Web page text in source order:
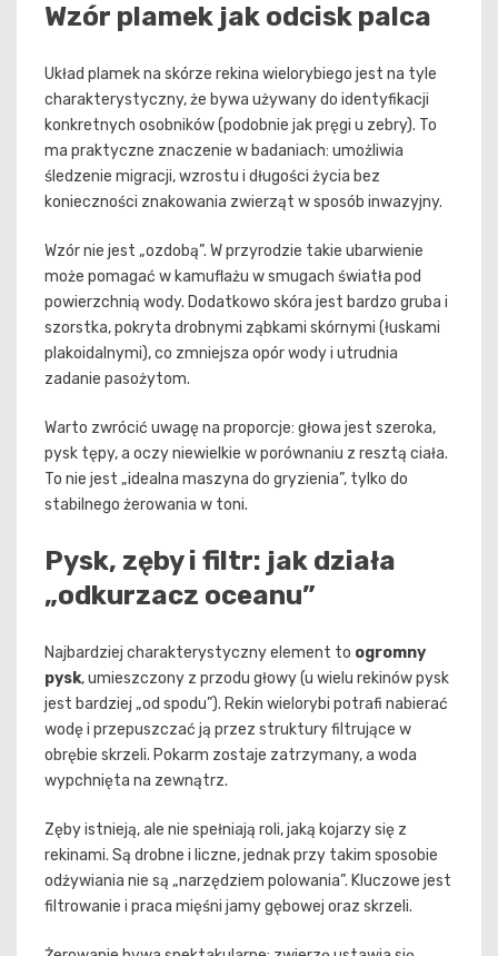
Wzór plamek jak odcisk palca
Układ plamek na skórze rekina wielorybiego jest na tyle
charakterystyczny, że bywa używany do identyfikacji
konkretnych osobników (podobnie jak pręgi u zebry). To
ma praktyczne znaczenie w badaniach: umożliwia
śledzenie migracji, wzrostu i długości życia bez
konieczności znakowania zwierząt w sposób inwazyjny.
Wzór nie jest „ozdobą”. W przyrodzie takie ubarwienie
może pomagać w kamuflażu w smugach światła pod
powierzchnią wody. Dodatkowo skóra jest bardzo gruba i
szorstka, pokryta drobnymi ząbkami skórnymi (łuskami
plakoidalnymi), co zmniejsza opór wody i utrudnia
zadanie pasożytom.
Warto zwrócić uwagę na proporcje: głowa jest szeroka,
pysk tępy, a oczy niewielkie w porównaniu z resztą ciała.
To nie jest „idealna maszyna do gryzienia”, tylko do
stabilnego żerowania w toni.
Pysk, zęby i filtr: jak działa
„odkurzacz oceanu”
Najbardziej charakterystyczny element to ogromny
pysk, umieszczony z przodu głowy (u wielu rekinów pysk
jest bardziej „od spodu”). Rekin wielorybi potrafi nabierać
wodę i przepuszczać ją przez struktury filtrujące w
obrębie skrzeli. Pokarm zostaje zatrzymany, a woda
wypchnięta na zewnątrz.
Zęby istnieją, ale nie spełniają roli, jaką kojarzy się z
rekinami. Są drobne i liczne, jednak przy takim sposobie
odżywiania nie są „narzędziem polowania”. Kluczowe jest
filtrowanie i praca mięśni jamy gębowej oraz skrzeli.